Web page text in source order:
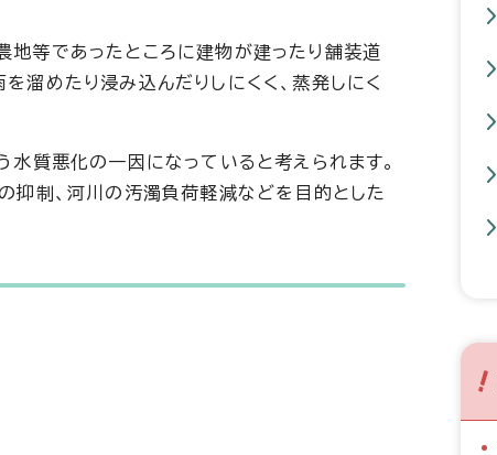
地等であったところに建物が建ったり舗装道
溜めたり浸み込んだりしにくく、蒸発しにく
水質悪化の一因になっていると考えられます。
抑制、河川の汚濁負荷軽減などを目的とした